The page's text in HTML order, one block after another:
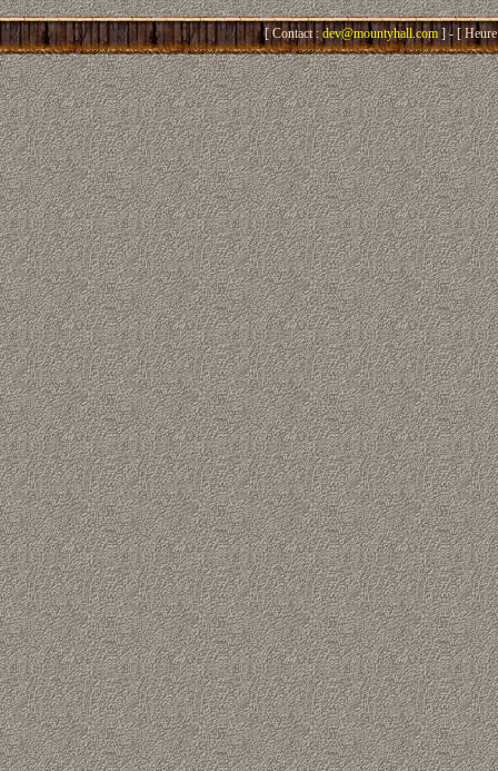
[ Contact : dev@mountyhall.com] - [ Heure